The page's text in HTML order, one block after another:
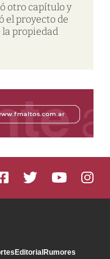
otro capítulo y
el proyecto de
propiedad
EditorialRumores